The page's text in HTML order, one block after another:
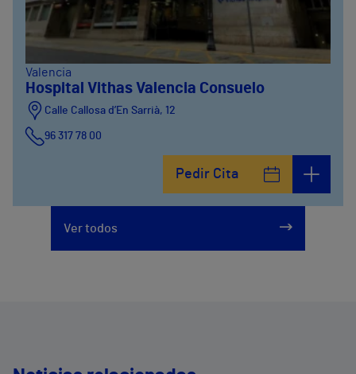
Valencia
Hospital Vithas Valencia Consuelo
Calle Callosa d’En Sarrià, 12
96 317 78 00
Pedir Cita
Ver todos